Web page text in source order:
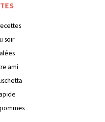
soir
ami